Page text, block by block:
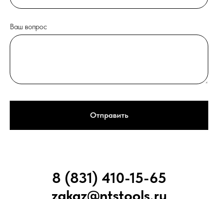
Ваш вопрос
Отправить
8 (831) 410-15-65
zakaz@ntstools.ru